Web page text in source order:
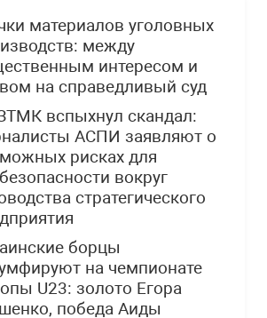
материалов уголовных
между
интересом и
на справедливый суд
вспыхнул скандал:
АСПИ заявляют о
рисках для
вокруг
стратегического
борцы
на чемпионате
U23: золото Егора
победа Аиды